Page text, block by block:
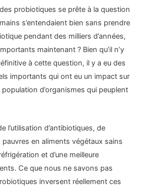
probiotiques se prête à la question
s’entendaient bien sans prendre
pendant des milliers d’années,
maintenant ? Bien qu’il n’y
à cette question, il y a eu des
importants qui ont eu un impact sur
d’organismes qui peuplent
l’utilisation d’antibiotiques, de
pauvres en aliments végétaux sains
et d’une meilleure
Ce que nous ne savons pas
inversent réellement ces